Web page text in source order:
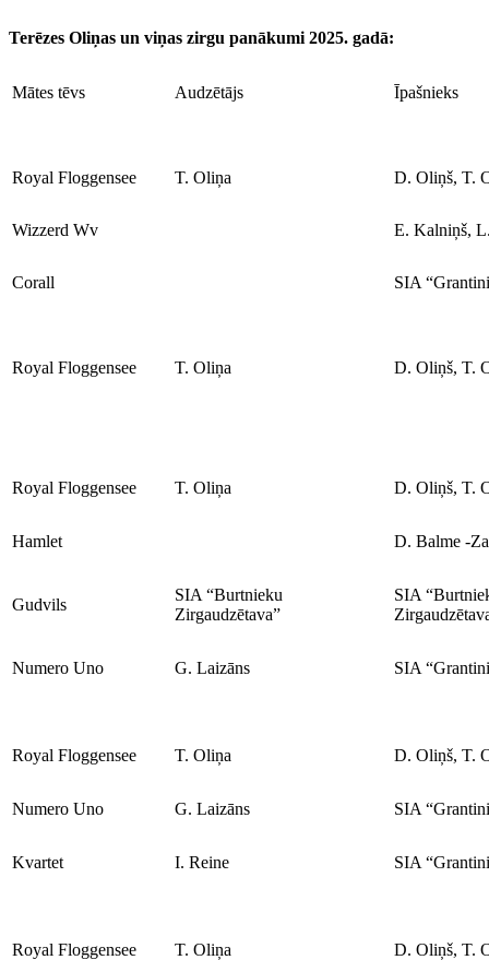
Terēzes Oliņas un viņas zirgu panākumi 2025. gadā:
Mātes tēvs Audzētājs Īpašnieks
Royal Floggensee T. Oliņa D. Oliņš, T.
Wizzerd Wv E. Kalniņš,
Corall SIA
Royal Floggensee T. Oliņa D. Oliņš, T.
Royal Floggensee T. Oliņa D. Oliņš, T.
Hamlet D. Balme -
Gudvils
SIA “Burtnieku
Zirgaudzētava”
SIA
Numero Uno G. Laizāns SIA
Royal Floggensee T. Oliņa D. Oliņš, T.
Numero Uno G. Laizāns SIA
Kvartet I. Reine SIA
Royal Floggensee T. Oliņa D. Oliņš, T.